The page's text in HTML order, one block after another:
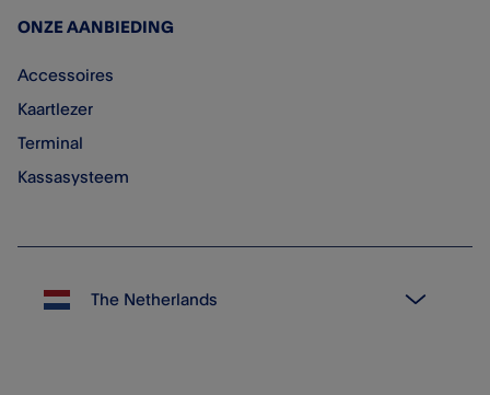
ONZE AANBIEDING
Accessoires
Kaartlezer
Terminal
Kassasysteem